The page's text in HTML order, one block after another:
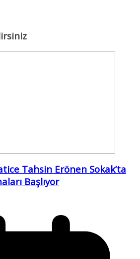
Tahsin Erönen Sokak’ta
Başlıyor